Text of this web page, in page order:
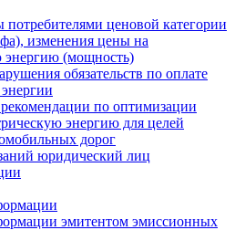
ценовой категории
изменения цены на
энергию (мощность)
обязательств по оплате
по оптимизации
энергию для целей
дорог
юридический лиц
эмитентом эмиссионных